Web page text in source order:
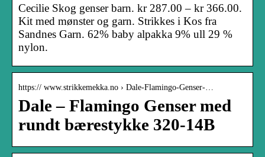
Cecilie Skog genser barn. kr 287.00 – kr 366.00.
Kit med mønster og garn. Strikkes i Kos fra
Sandnes Garn. 62% baby alpakka 9% ull 29 %
nylon.
https:// www.strikkemekka.no › Dale-Flamingo-Genser-…
Dale – Flamingo Genser med
rundt bærestykke 320-14B